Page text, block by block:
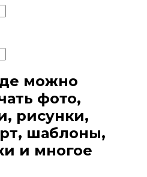
можно
фото,
рисунки,
шаблоны,
и многое